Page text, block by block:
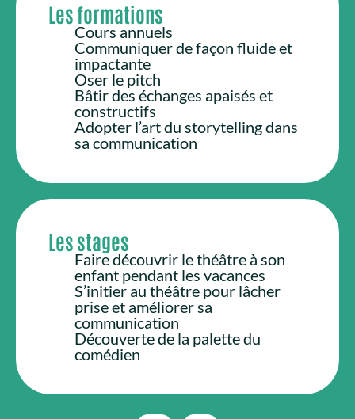
Les formations
Cours annuels
Communiquer de façon fluide et
impactante
Oser le pitch
Bâtir des échanges apaisés et
constructifs
Adopter l’art du storytelling dans
sa communication
Les stages
Faire découvrir le théâtre à son
enfant pendant les vacances
S’initier au théâtre pour lâcher
prise et améliorer sa
communication
Découverte de la palette du
comédien